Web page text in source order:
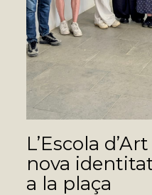
L’Escola
nova
a la plaça